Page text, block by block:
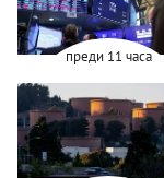
преди 11 часа